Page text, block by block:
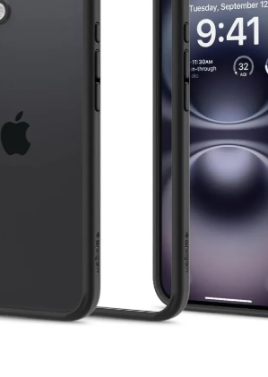
Pouzdro
Spigen
-
matná